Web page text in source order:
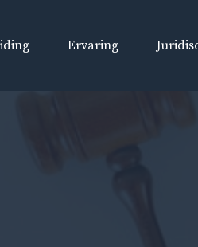
Ervaring